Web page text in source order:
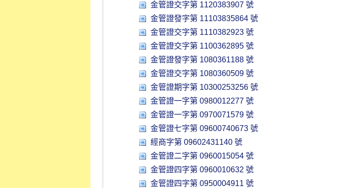
金管證交字第 1120383907 號
金管證發字第 11103835864 號
金管證交字第 1110382923 號
金管證交字第 1100362895 號
金管證發字第 1080361188 號
金管證交字第 1080360509 號
金管證期字第 10300253256 號
金管證一字第 0980012277 號
金管證一字第 0970071579 號
金管證七字第 09600740673 號
經商字第 09602431140 號
金管證二字第 0960015054 號
金管證四字第 0960010632 號
金管證四字第 0950004911 號